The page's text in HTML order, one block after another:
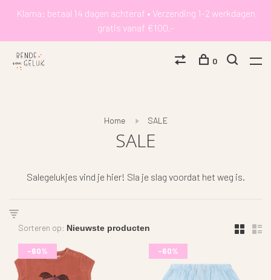
Klarna: betaal 14 dagen achteraf • Verzending 1-2 werkdagen
gratis vanaf €100,-
0
Home SALE
SALE
Salegelukjes vind je hier! Sla je slag voordat het weg is.
Sorteren op:
-60% -60%